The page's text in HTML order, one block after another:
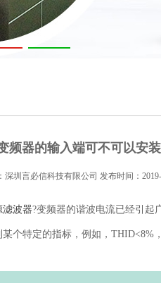
频器的输入端可不可以安
深圳言必信科技有限公司 发布时间：
滤波器?变频器的谐波电流已经引起
个特定的指标，例如，THID<8%